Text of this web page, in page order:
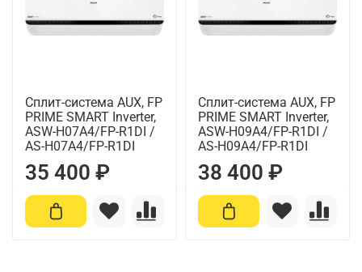
Сплит-система AUX, FP
PRIME SMART Inverter,
ASW-H07A4/FP-R1DI /
AS-H07A4/FP-R1DI
35 400 ₽
Сплит-система AUX, FP
PRIME SMART Inverter,
ASW-H09A4/FP-R1DI /
AS-H09A4/FP-R1DI
38 400 ₽